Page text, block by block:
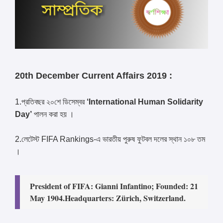
20th December Current Affairs 2019 :
1.প্রতিবছর ২০শে ডিসেম্বর‘International Human Solidarity
Day’ পালন করা হয় ।
2.লেটেস্ট FIFA Rankings-এ ভারতীয় পুরুষ ফুটবল দলের স্থান ১০৮ তম
।
President of FIFA: Gianni Infantino; Founded: 21
May 1904.Headquarters: Zürich, Switzerland.